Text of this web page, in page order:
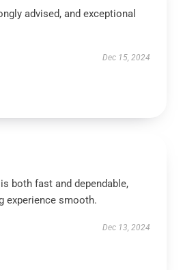
advised, and exceptional
Dec 15, 2024
both fast and dependable,
experience smooth.
Dec 13, 2024